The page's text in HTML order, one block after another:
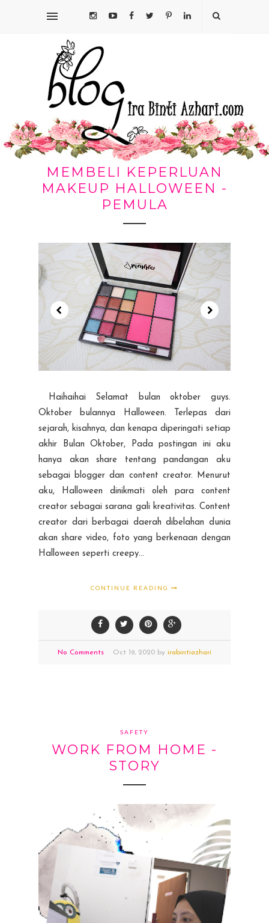
MEMBELI KEPERLUAN
MAKEUP HALLOWEEN -
PEMULA
Haihaihai Selamat bulan oktober guys.
Oktober bulannya Halloween. Terlepas dari
sejarah, kisahnya, dan kenapa diperingati setiap
akhir Bulan Oktober, Pada postingan ini aku
hanya akan share tentang pandangan aku
sebagai blogger dan content creator. Menurut
aku, Halloween dinikmati oleh para content
creator sebagai sarana gali kreativitas. Content
creator dari berbagai daerah dibelahan dunia
akan share video, foto yang berkenaan dengan
Halloween seperti creepy...
CONTINUE READING
No Comments Oct 19, 2020 by irabintiazhari
SAFETY
WORK FROM HOME -
STORY